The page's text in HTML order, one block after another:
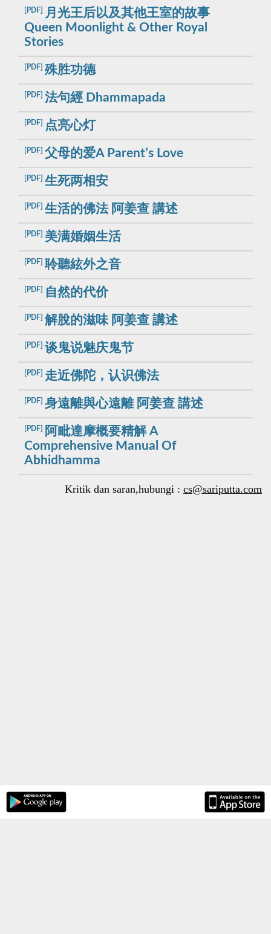
[PDF]
月光王后以及其他王室的故事
Queen Moonlight & Other Royal
Stories
[PDF] 殊胜功德
[PDF] 法句經 Dhammapada
[PDF] 点亮心灯
[PDF] 父母的爱A Parent’s Love
[PDF] 生死两相安
[PDF] 生活的佛法 阿姜查 講述
[PDF] 美满婚姻生活
[PDF] 聆聽絃外之音
[PDF] 自然的代价
[PDF] 解脫的滋味 阿姜查 講述
[PDF] 谈鬼说魅庆鬼节
[PDF] 走近佛陀，认识佛法
[PDF] 身遠離與心遠離 阿姜查 講述
[PDF]
阿毗達摩概要精解 A
Comprehensive Manual Of
Abhidhamma
Kritik dan saran,hubungi : cs@sariputta.com